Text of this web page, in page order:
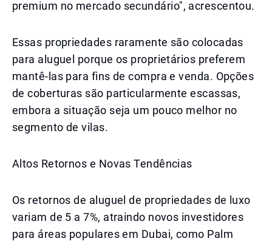
premium no mercado secundário", acrescentou.
Essas propriedades raramente são colocadas
para aluguel porque os proprietários preferem
mantê-las para fins de compra e venda. Opções
de coberturas são particularmente escassas,
embora a situação seja um pouco melhor no
segmento de vilas.
Altos Retornos e Novas Tendências
Os retornos de aluguel de propriedades de luxo
variam de 5 a 7%, atraindo novos investidores
para áreas populares em Dubai, como Palm